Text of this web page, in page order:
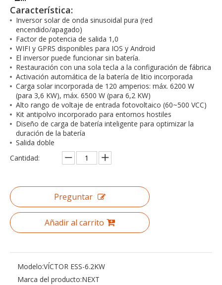
Característica:
Inversor solar de onda sinusoidal pura (red
encendido/apagado)
Factor de potencia de salida 1,0
WIFI y GPRS disponibles para IOS y Android
El inversor puede funcionar sin batería.
Restauración con una sola tecla a la configuración de fábrica
Activación automática de la batería de litio incorporada
Carga solar incorporada de 120 amperios: máx. 6200 W
(para 3,6 KW), máx. 6500 W (para 6,2 KW)
Alto rango de voltaje de entrada fotovoltaico (60~500 VCC)
Kit antipolvo incorporado para entornos hostiles
Diseño de carga de batería inteligente para optimizar la
duración de la batería
Salida doble
Cantidad:
Preguntar
Añadir al carrito
Modelo:VÍCTOR ESS-6.2KW
Marca del producto:NEXT